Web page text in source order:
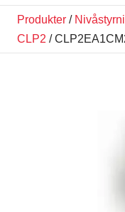
Produkter /
CLP2 /